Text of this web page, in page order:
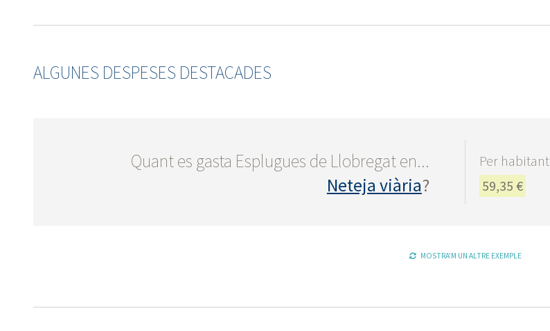
ALGUNES DESPESES DESTACADES
Quant es gasta Esplugues de Llobregat en...
Neteja viària?
Per habitant
59,35 €
MOSTRA'M UN ALTRE EXEMPLE